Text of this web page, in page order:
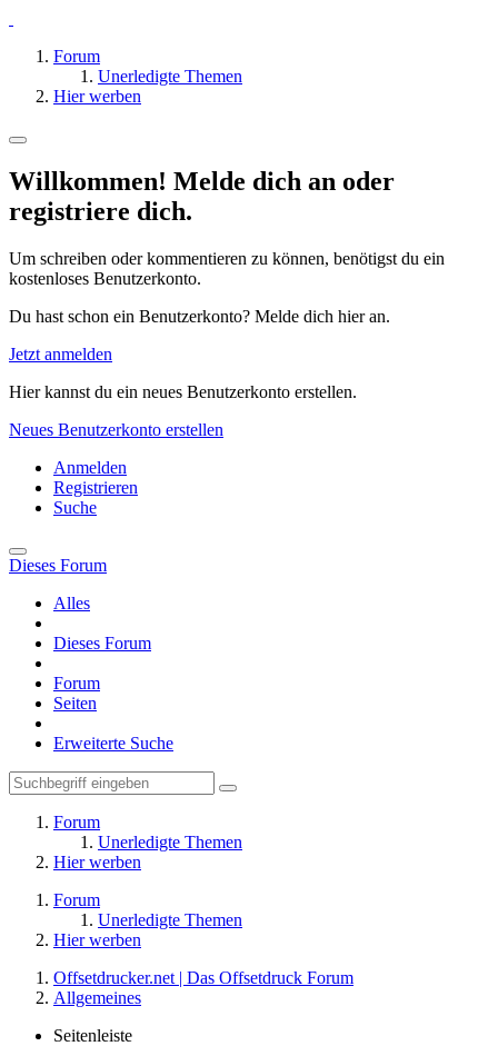
Forum
Unerledigte Themen
Hier werben
Willkommen! Melde dich an oder
registriere dich.
Um schreiben oder kommentieren zu können, benötigst du ein
kostenloses Benutzerkonto.
Du hast schon ein Benutzerkonto? Melde dich hier an.
Jetzt anmelden
Hier kannst du ein neues Benutzerkonto erstellen.
Neues Benutzerkonto erstellen
Anmelden
Registrieren
Suche
Dieses Forum
Alles
Dieses Forum
Forum
Seiten
Erweiterte Suche
Forum
Unerledigte Themen
Hier werben
Forum
Unerledigte Themen
Hier werben
Offsetdrucker.net | Das Offsetdruck Forum
Allgemeines
Seitenleiste